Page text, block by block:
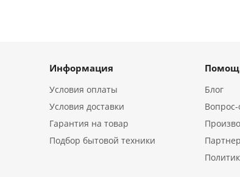
Информация
Условия оплаты
Условия доставки
Гарантия на товар
Подбор бытовой техники
Блог
Вопрос-